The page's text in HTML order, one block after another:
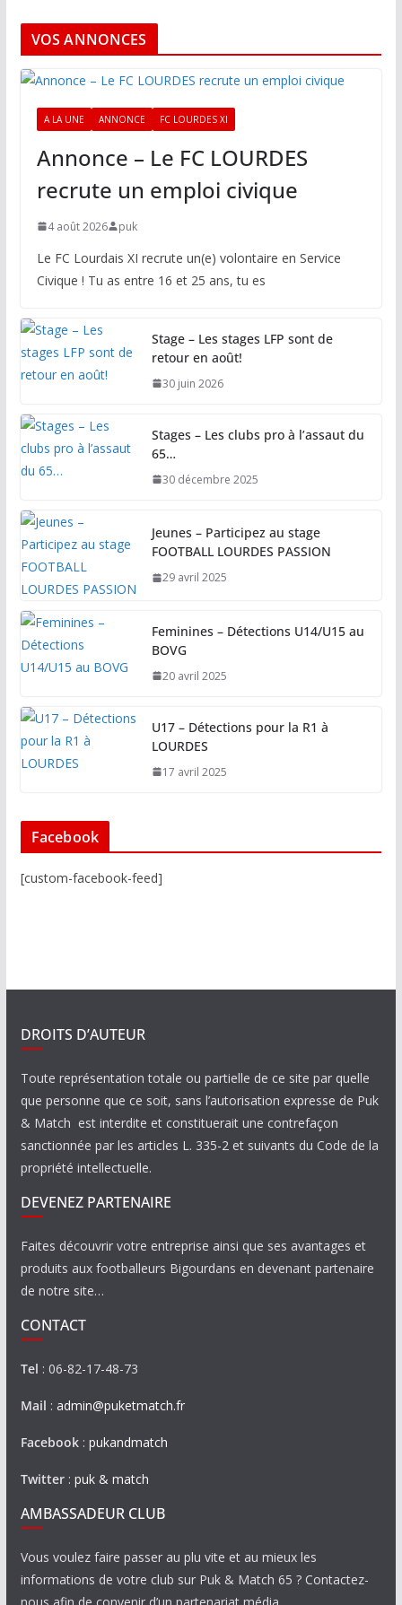
VOS ANNONCES
A LA UNE ANNONCE FC LOURDES XI
Annonce – Le FC LOURDES
recrute un emploi civique
4 août 2026 puk
Le FC Lourdais XI recrute un(e) volontaire en Service
Civique ! Tu as entre 16 et 25 ans, tu es
Stage – Les stages LFP sont de
retour en août!
30 juin 2026
Stages – Les clubs pro à l’assaut du
65…
30 décembre 2025
Jeunes – Participez au stage
FOOTBALL LOURDES PASSION
29 avril 2025
Feminines – Détections U14/U15 au
BOVG
20 avril 2025
U17 – Détections pour la R1 à
LOURDES
17 avril 2025
Facebook
[custom-facebook-feed]
DROITS D’AUTEUR
Toute représentation totale ou partielle de ce site par quelle
que personne que ce soit, sans l’autorisation expresse de Puk
& Match est interdite et constituerait une contrefaçon
sanctionnée par les articles L. 335-2 et suivants du Code de la
propriété intellectuelle.
DEVENEZ PARTENAIRE
Faites découvrir votre entreprise ainsi que ses avantages et
produits aux footballeurs Bigourdans en devenant partenaire
de notre site…
CONTACT
Tel : 06-82-17-48-73
Mail : admin@puketmatch.fr
Facebook: pukandmatch
Twitter: puk & match
AMBASSADEUR CLUB
Vous voulez faire passer au plu vite et au mieux les
informations de votre club sur Puk & Match 65 ? Contactez-